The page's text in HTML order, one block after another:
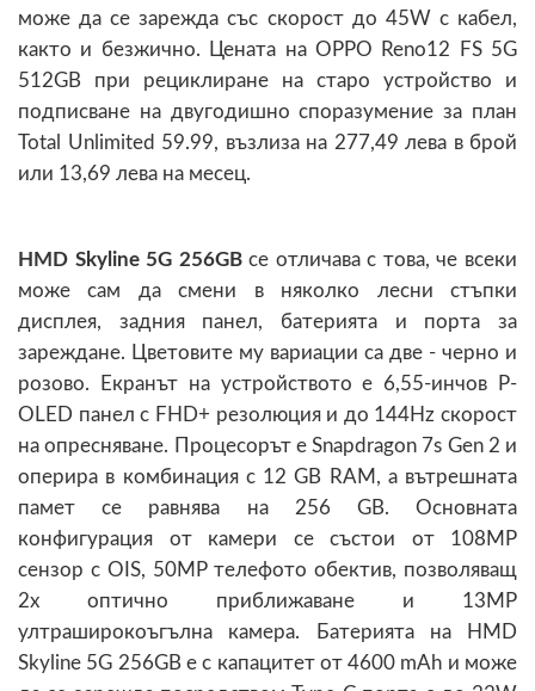
може да се зарежда със скорост до 45W с кабел,
както и безжично. Цената на OPPO Reno12 FS 5G
512GB при рециклиране на старо устройство и
подписване на двугодишно споразумение за план
Total Unlimited 59.99, възлиза на 277,49 лева в брой
или 13,69 лева на месец.
HMD Skyline 5G 256GBсе отличава с това, че всеки
може сам да смени в няколко лесни стъпки
дисплея, задния панел, батерията и порта за
зареждане. Цветовите му вариации са две - черно и
розово. Екранът на устройството е 6,55-инчов P-
OLED панел с FHD+ резолюция и до 144Hz скорост
на опресняване. Процесорът е Snapdragon 7s Gen 2 и
оперира в комбинация с 12 GB RAM, а вътрешната
памет се равнява на 256 GB. Основната
конфигурация от камери се състои от 108MP
сензор с OIS, 50MP телефото обектив, позволяващ
2х оптично приближаване и 13MP
ултраширокоъгълна камера. Батерията на HMD
Skyline 5G 256GB е с капацитет от 4600 mAh и може